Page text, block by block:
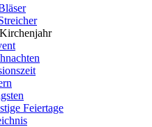
Feiertage